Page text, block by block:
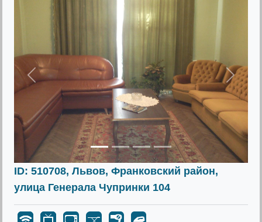
Предыдущее
ID: 510708, Львов, Франковский район,
улица Генерала Чупринки 104